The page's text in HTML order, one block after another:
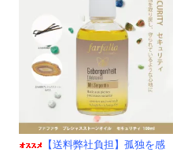
【送料弊社負担】孤独を感